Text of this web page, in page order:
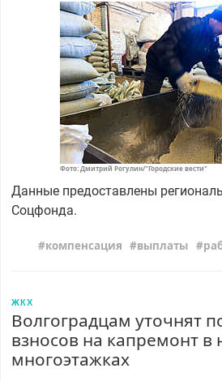
Фото: Дмитрий Рогулин/"Городские вести"
Данные предоставлены
Соцфонда.
компенсация выплаты
ЖКХ
Волгоградцам уточнят
взносов на капремонт в
многоэтажках